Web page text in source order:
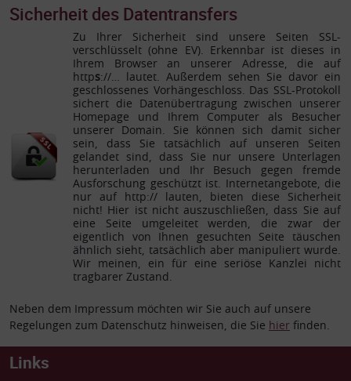
Sicherheit des Datentransfers
Zu Ihrer Sicherheit sind unsere Seiten SSL-
verschlüsselt (ohne EV). Erkennbar ist dieses in
Ihrem Browser an unserer Adresse, die auf
https://… lautet. Außerdem sehen Sie davor ein
geschlossenes Vorhängeschloss. Das SSL-Protokoll
sichert die Datenübertragung zwischen unserer
Homepage und Ihrem Computer als Besucher
unserer Domain. Sie können sich damit sicher
sein, dass Sie tatsächlich auf unseren Seiten
gelandet sind, dass Sie nur unsere Unterlagen
herunterladen und Ihr Besuch gegen fremde
Ausforschung geschützt ist. Internetangebote, die
nur auf http:// lauten, bieten diese Sicherheit
nicht! Hier ist nicht auszuschließen, dass Sie auf
eine Seite umgeleitet werden, die zwar der
eigentlich von Ihnen gesuchten Seite täuschen
ähnlich sieht, tatsächlich aber manipuliert wurde.
Wir meinen, ein für eine seriöse Kanzlei nicht
tragbarer Zustand.
Neben dem Impressum möchten wir Sie auch auf unsere
Regelungen zum Datenschutz hinweisen, die Sie hier finden.
Links